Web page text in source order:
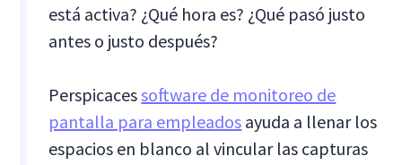
está activa? ¿Qué hora es? ¿Qué pasó justo
antes o justo después?
Perspicacessoftware de monitoreo de
pantalla para empleados ayuda a llenar los
espacios en blanco al vincular las capturas